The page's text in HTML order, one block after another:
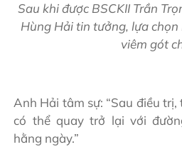
Sau khi được BSCKII Trần
Hùng Hải tin tưởng, lựa chọn
viêm gót
Anh Hải tâm sự: “Sau điều
có thể quay trở lại với
hằng ngày.”